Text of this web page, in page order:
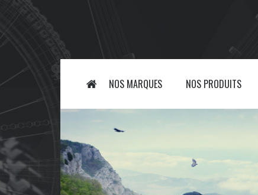
NOS MARQUES NOS PRODUITS